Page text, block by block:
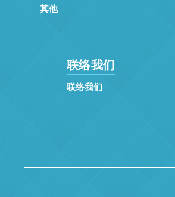
其他
联络我们
联络我们